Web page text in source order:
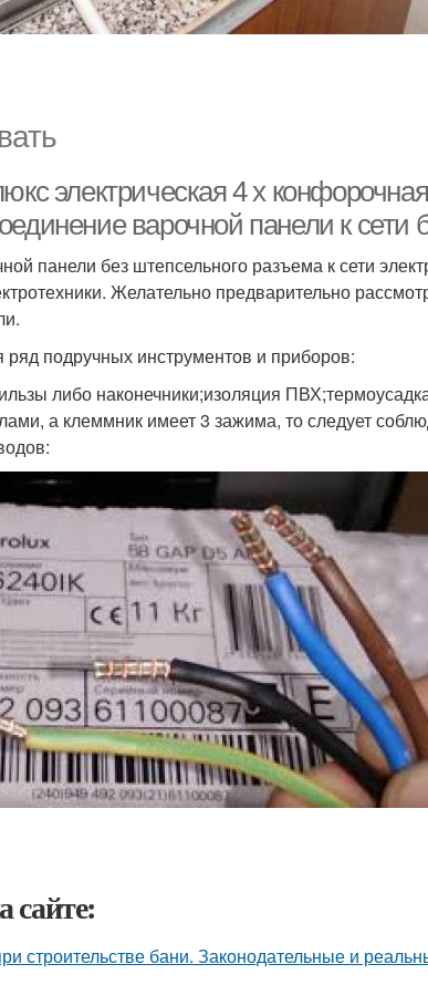
электрическая 4 х
варочной панели к сети
панели без штепсельного разъема к сети
Желательно предварительно
подручных инструментов и приборов:
либо наконечники;изоляция
а клеммник имеет 3 зажима, то следует
сайте:
строительстве бани. Законодательные и